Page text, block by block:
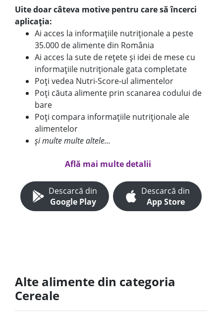
Uite doar câteva motive pentru care să încerci
aplicația:
Ai acces la informațiile nutriționale a peste
35.000 de alimente din România
Ai acces la sute de rețete și idei de mese cu
informațiile nutriționale gata completate
Poți vedea Nutri-Score-ul alimentelor
Poți căuta alimente prin scanarea codului de
bare
Poți compara informațiile nutriționale ale
alimentelor
și multe multe altele...
Află mai multe detalii
Descarcă din
Google Play
Descarcă din
App Store
Alte alimente din categoria
Cereale